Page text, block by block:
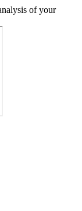
of your